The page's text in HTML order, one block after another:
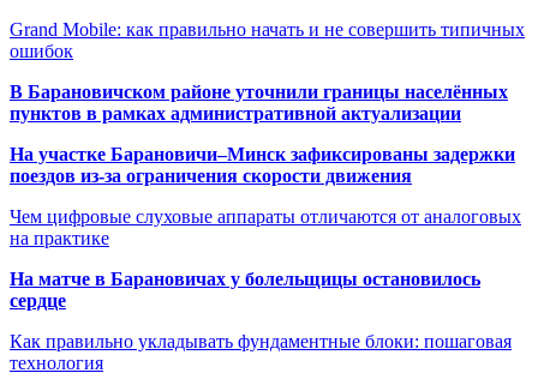
Grand Mobile: как правильно начать и не совершить типичных
ошибок
В Барановичском районе уточнили границы населённых
пунктов в рамках административной актуализации
На участке Барановичи–Минск зафиксированы задержки
поездов из-за ограничения скорости движения
Чем цифровые слуховые аппараты отличаются от аналоговых
на практике
На матче в Барановичах у болельщицы остановилось
сердце
Как правильно укладывать фундаментные блоки: пошаговая
технология